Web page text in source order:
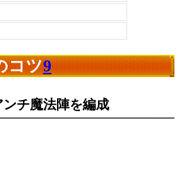
コツ9
チ魔法陣を編成